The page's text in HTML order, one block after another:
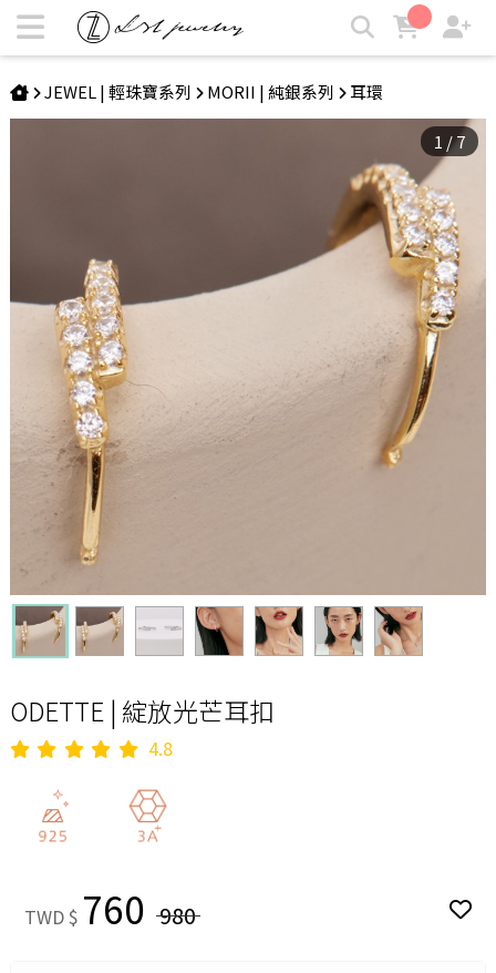
ODETTE | 綻放光芒耳扣 | LZL Jewelry 輕珠寶飾品
JEWEL | 輕珠寶系列 MORII | 純銀系列 耳環
1 /7
ODETTE | 綻放光芒耳扣
4.8
TWD $ 760 980